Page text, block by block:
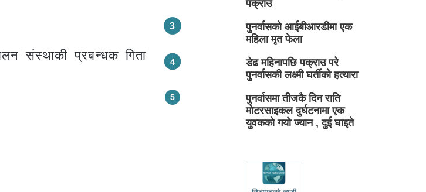
संस्थाकी प्रबन्धक गिता
पक्राउ
पुनर्वासको आईबीआरडीमा एक
महिला मृत फेला
डेढ महिनापछि पक्राउ परे
पुनर्वासकी लक्ष्मी घर्तीको हत्यारा
पुनर्वासमा तीजकै दिन राति
मोटरसाइकल दुर्घटनामा एक
युवकको गयो ज्यान , दुई घाइते